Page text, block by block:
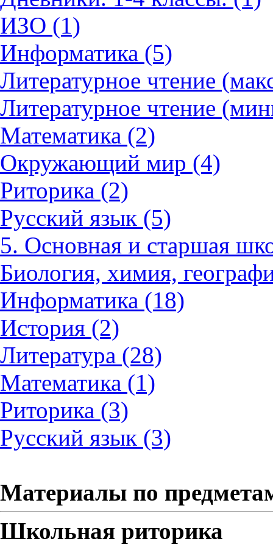
ИЗО (1)
Информатика (5)
Литературное чтение
Литературное чтение
Математика (2)
Окружающий мир (4)
Риторика (2)
Русский язык (5)
5. Основная и старшая
Биология, химия,
Информатика (18)
История (2)
Литература (28)
Математика (1)
Риторика (3)
Русский язык (3)
Материалы по
Школьная риторика